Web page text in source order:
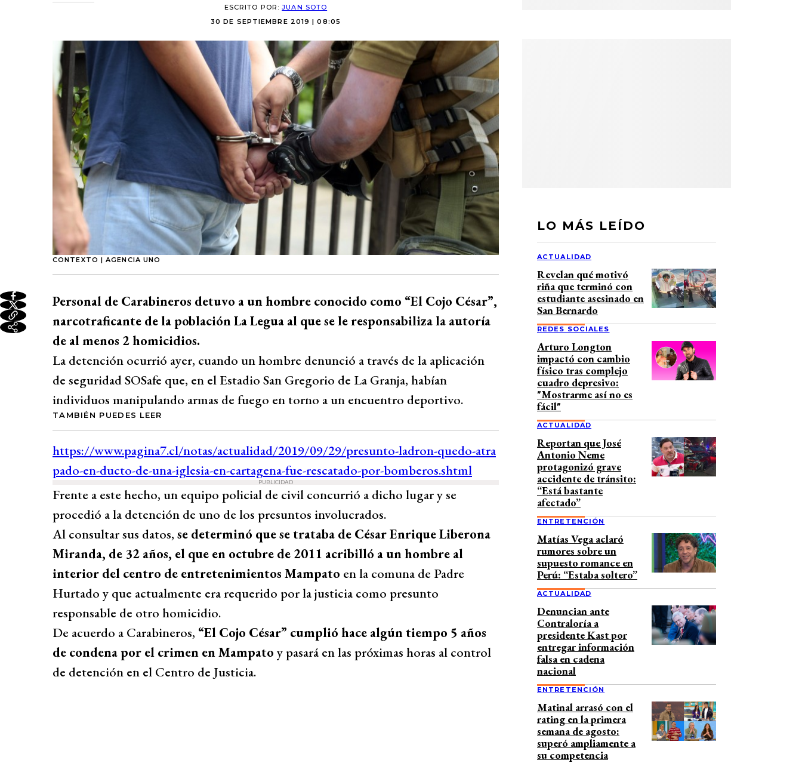
ESCRITO POR:JUAN SOTO
30 DE SEPTIEMBRE 2019 | 08:05
CONTEXTO | AGENCIA UNO
Personal de Carabineros detuvo a un hombre conocido como “El Cojo César”,
narcotraficante de la población La Legua al que se le responsabiliza la autoría
de al menos 2 homicidios.
La detención ocurrió ayer, cuando un hombre denunció a través de la aplicación
de seguridad SOSafe que, en el Estadio San Gregorio de La Granja, habían
individuos manipulando armas de fuego en torno a un encuentro deportivo.
TAMBIÉN PUEDES LEER
PUBLICIDAD
Frente a este hecho, un equipo policial de civil concurrió a dicho lugar y se
procedió a la detención de uno de los presuntos involucrados.
Al consultar sus datos, se determinó que se trataba de César Enrique Liberona
Miranda, de 32 años, el que en octubre de 2011 acribilló a un hombre al
interior del centro de entretenimientos Mampato en la comuna de Padre
Hurtado y que actualmente era requerido por la justicia como presunto
responsable de otro homicidio.
De acuerdo a Carabineros, “El Cojo César” cumplió hace algún tiempo 5 años
de condena por el crimen en Mampato y pasará en las próximas horas al control
de detención en el Centro de Justicia.
LO MÁS LEÍDO
ACTUALIDAD
Revelan qué motivó
riña que terminó con
estudiante asesinado en
San Bernardo
REDES SOCIALES
Arturo Longton
impactó con cambio
físico tras complejo
cuadro depresivo:
"Mostrarme así no es
fácil"
ACTUALIDAD
Reportan que José
Antonio Neme
protagonizó grave
accidente de tránsito:
“Está bastante
afectado”
ENTRETENCIÓN
Matías Vega aclaró
rumores sobre un
supuesto romance en
Perú: “Estaba soltero”
ACTUALIDAD
Denuncian ante
Contraloría a
presidente Kast por
entregar información
falsa en cadena
nacional
ENTRETENCIÓN
Matinal arrasó con el
rating en la primera
semana de agosto:
superó ampliamente a
su competencia